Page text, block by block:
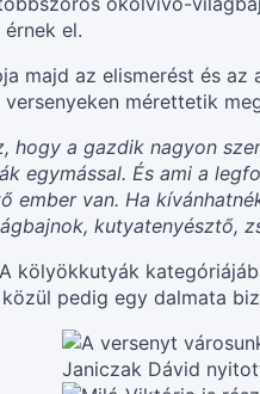
el.
majd az elismerést és az
mérettetik
hogy a gazdik nagyon
egymással. És ami a
van. Ha
kutyatenyésztő,
kölyökkutyák
pedig egy dalmata